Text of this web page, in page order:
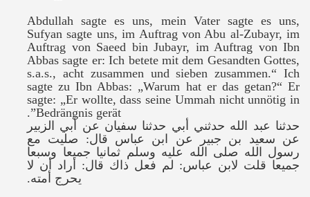
Abdullah sagte es uns, mein Vater sagte es uns,
Sufyan sagte uns, im Auftrag von Abu al-Zubayr, im
Auftrag von Saeed bin Jubayr, im Auftrag von Ibn
Abbas sagte er: Ich betete mit dem Gesandten Gottes,
s.a.s., acht zusammen und sieben zusammen.“ Ich
sagte zu Ibn Abbas: „Warum hat er das getan?“ Er
sagte: „Er wollte, dass seine Ummah nicht unnötig in
Bedrängnis gerät”
.
حدثنا عبد الله حدثني أبي حدثنا سفيان عن أبي الزبير
عن سعيد بن جبير عن ابن عباس قال: صليت مع
رسول الله صلى الله عليه وسلم ثمانيا جميعا وسبعا
جميعا قلت لابن عباس: لم فعل ذاك قال: أراد أن لا
يحرج أمته.